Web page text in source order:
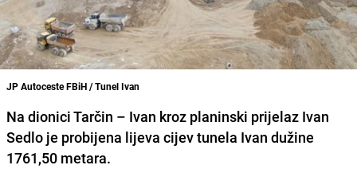
JP Autoceste FBiH / Tunel Ivan
Na dioniciTarčin – Ivan kroz planinski prijelaz Ivan
Sedlo je probijena lijeva cijev tunela Ivan dužine
1761,50 metara.